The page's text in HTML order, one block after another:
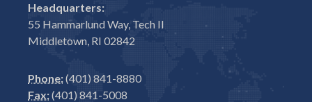
Headquarters:
55 Hammarlund Way, Tech II
Middletown, RI 02842
Phone:(401) 841-8880
Fax:(401) 841-5008